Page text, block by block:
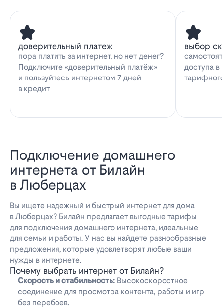
доверительный платеж
пора платить за интернет, но нет денег?
Подключите «доверительный платёж»
и пользуйтесь интернетом 7 дней
в кредит
выбор
доступа
Подключение домашнего
интернета от Билайн
в Люберцах
Вы ищете надежный и быстрый интернет для дома
в Люберцах? Билайн предлагает выгодные тарифы
для подключения домашнего интернета, идеальные
для семьи и работы. У нас вы найдете разнообразные
предложения, которые удовлетворят любые ваши
нужды в интернете.
Почему выбрать интернет от Билайн?
Скорость и стабильность: Высокоскоростное
соединение для просмотра контента, работы и игр
без перебоев.